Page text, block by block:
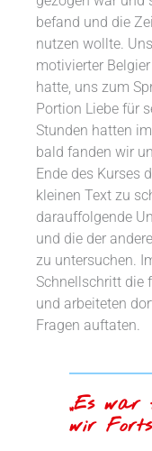
befand und die
nutzen wollte.
motivierter
hatte, uns zum
Portion Liebe für
Stunden hatten
bald fanden wir
Ende des Kurses
kleinen Text zu
darauffolgende
und die der
zu untersuchen.
Schnellschritt die
und arbeiteten
Fragen auftaten.
„Es war
wir